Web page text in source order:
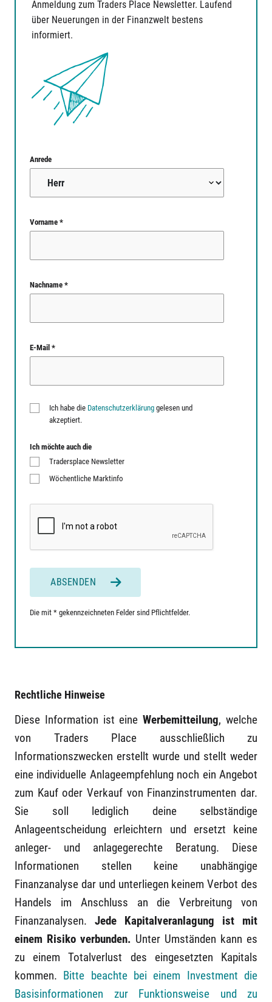
Anmeldung zum Traders Place Newsletter. Laufend
über Neuerungen in der Finanzwelt bestens
informiert.
Anrede
Vorname *
Nachname *
E-Mail *
Ich habe die Datenschutzerklärung gelesen und
akzeptiert.
Ich möchte auch die
Tradersplace Newsletter
Wöchentliche Marktinfo
ABSENDEN
Die mit * gekennzeichneten Felder sind Pflichtfelder.
Rechtliche Hinweise
Diese Information ist eineWerbemitteilung, welche
von Traders Place ausschließlich zu
Informationszwecken erstellt wurde und stellt weder
eine individuelle Anlageempfehlung noch ein Angebot
zum Kauf oder Verkauf von Finanzinstrumenten dar.
Sie soll lediglich deine selbständige
Anlageentscheidung erleichtern und ersetzt keine
anleger- und anlagegerechte Beratung. Diese
Informationen stellen keine unabhängige
Finanzanalyse dar und unterliegen keinem Verbot des
Handels im Anschluss an die Verbreitung von
Finanzanalysen. Jede Kapitalveranlagung ist mit
einem Risiko verbunden. Unter Umständen kann es
zu einem Totalverlust des eingesetzten Kapitals
kommen. Bitte beachte bei einem Investment die
Basisinformationen zur Funktionsweise und zu